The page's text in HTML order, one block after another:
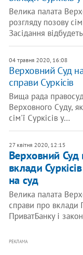
Велика палата
розгляду позову
Засідання
04 травня 2020, 16:08
Верховний Суд
справи Суркісів
Вища рада
Верховного Суду,
сім'ї Суркісів у…
27 квітня 2020, 12:15
Верховний Суд
вклади
на суд
Велика палата
справи про вклади
ПриватБанку і
РЕКЛАМА